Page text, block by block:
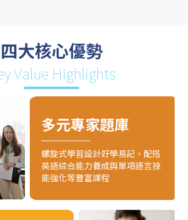
四大核心優勢
Value Highlights
多元專家題庫
螺旋式學習設計好學易記，配搭
英語綜合能力養成與單項語言技
能強化等豐富課程